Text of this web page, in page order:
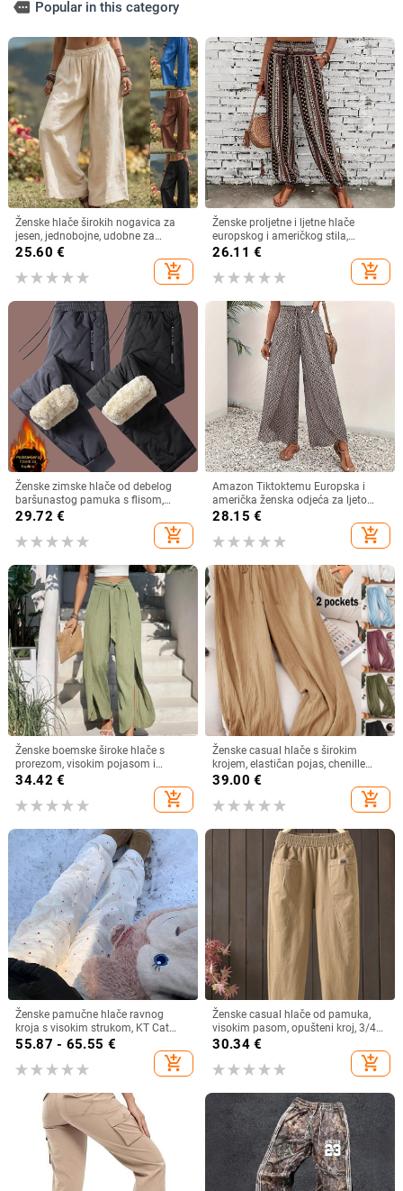
more Popular in this category
Ženske hlače širokih nogavica za
jesen, jednobojne, udobne za
svakodnevno nošenje, s bočnim
džepovima i elastičnim pojasom,
pamukova smjesa
25.60 €
add_shopping_cart
Ženske proljetne i ljetne hlače
europskog i američkog stila,
boemski etnički print, široke,
slimming izgledom, drapiranjem, s
elastičnim strukom, ležerne
26.11 €
add_shopping_cart
Ženske zimske hlače od debelog
baršunastog pamuka s flisom,
debele hlače, novogodišnje tople
hlače za majke srednjih godina,
otporne na vjetar
29.72 €
add_shopping_cart
Amazon Tiktoktemu Europska i
američka ženska odjeća za ljeto
2024., nova modna Joker cvjetna
suknja s bočnim prorezom i širokim
nogavicama
28.15 €
add_shopping_cart
Ženske boemske široke hlače s
prorezom, visokim pojasom i
remenom, proljeće-ljeto 2026
34.42 €
add_shopping_cart
Ženske casual hlače s širokim
krojem, elastičan pojas, chenille
tkanina, lagana tekstura, ljeto 2025
39.00 €
add_shopping_cart
Ženske pamučne hlače ravnog
kroja s visokim strukom, KT Cat
floralni otisak, proljeće 2025
55.87 - 65.55 €
add_shopping_cart
Ženske casual hlače od pamuka,
visokim pasom, opušteni kroj, 3/4
dužina, ljeto 2025
30.34€
add_shopping_cart